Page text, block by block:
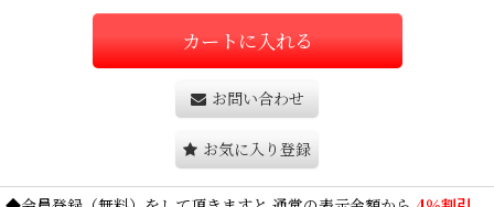
カートに入れる
お問い合わせ
お気に入り登録